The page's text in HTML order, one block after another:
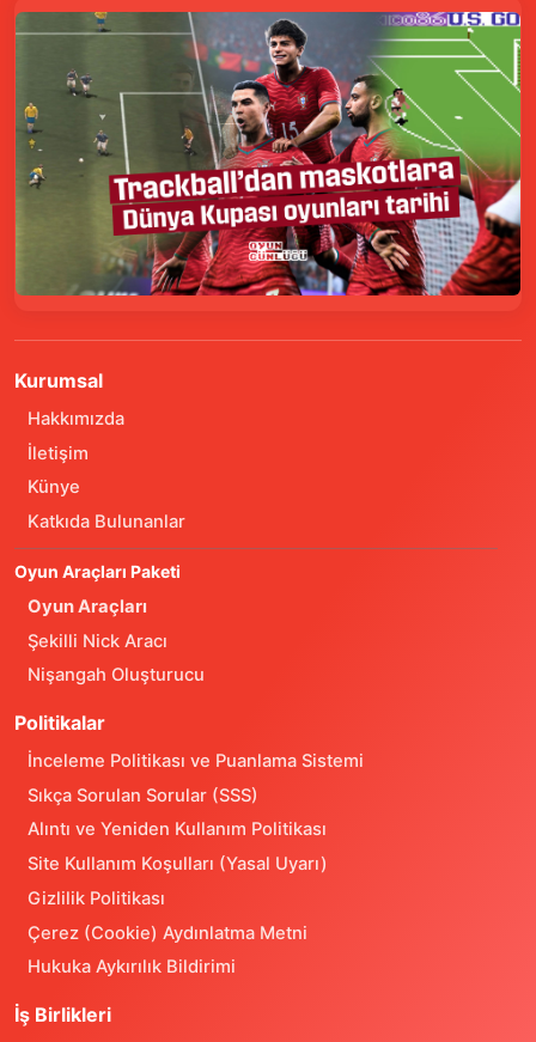
Kurumsal
Hakkımızda
İletişim
Künye
Katkıda Bulunanlar
Oyun Araçları Paketi
Oyun Araçları
Şekilli Nick Aracı
Nişangah Oluşturucu
Politikalar
İnceleme Politikası ve Puanlama Sistemi
Sıkça Sorulan Sorular (SSS)
Alıntı ve Yeniden Kullanım Politikası
Site Kullanım Koşulları (Yasal Uyarı)
Gizlilik Politikası
Çerez (Cookie) Aydınlatma Metni
Hukuka Aykırılık Bildirimi
İş Birlikleri